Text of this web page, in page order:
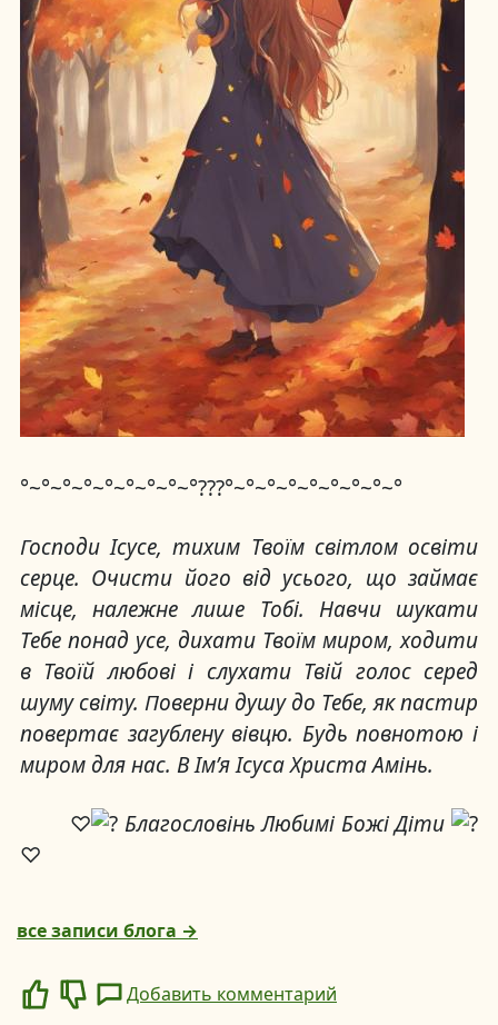
°~°~°~°~°~°~°~°~°???°~°~°~°~°~°~°~°~°
Господи Ісусе, тихим Твоїм світлом освіти
серце. Очисти його від усього, що займає
місце, належне лише Тобі. Навчи шукати
Тебе понад усе, дихати Твоїм миром, ходити
в Твоїй любові і слухати Твій голос серед
шуму світу. Поверни душу до Тебе, як пастир
повертає загублену вівцю. Будь повнотою і
миром для нас. В Ім’я Ісуса Христа Амінь.
♡
Благословінь Любимі Божі Діти
♡
все записи блога →
LikeDislike
Добавить комментарий